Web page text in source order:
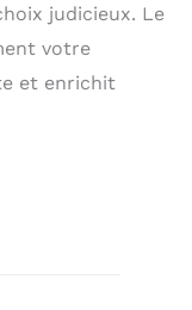
judicieux. Le
votre
et enrichit